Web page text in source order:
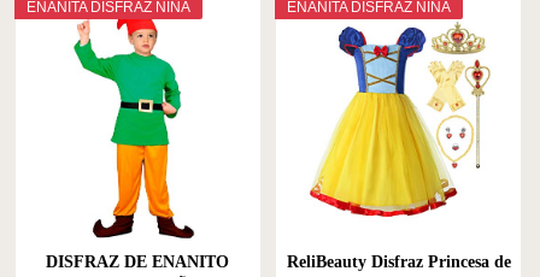
ENANITA DISFRAZ NIÑA
DISFRAZ DE ENANITO
ENANITA DISFRAZ NIÑA
ReliBeauty Disfraz Princesa de